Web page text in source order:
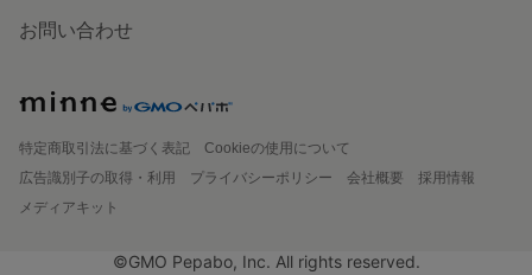
お問い合わせ
特定商取引法に基づく表記
Cookieの使用について
広告識別子の取得・利用
プライバシーポリシー 会社概要
採用情報
メディアキット
©GMO Pepabo, Inc. All rights reserved.